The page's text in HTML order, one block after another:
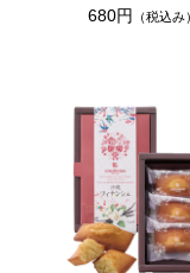
680円 （税込み